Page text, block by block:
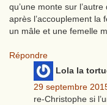
qu’une monte sur
après l’accouplement la
un mâle et une femelle
Répondre
Lola la
29 septembre
re-Christophe si